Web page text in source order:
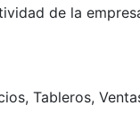
de la
, Tableros,